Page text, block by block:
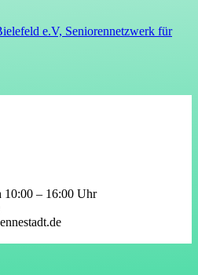
e.V, Seniorennetzwerk für
10:00 – 16:00 Uhr